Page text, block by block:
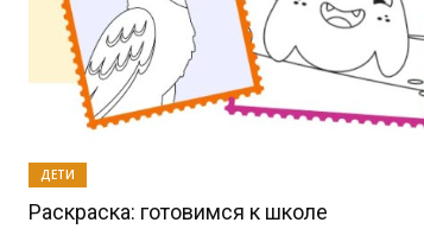
ДЕТИ
Раскраска: готовимся к школе